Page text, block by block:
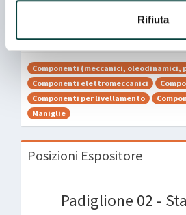
Rifiuta
Merceologie
Componenti (meccanici, oleodinamici,
Componenti elettromeccanici
Componenti per livellamento
Maniglie
Posizioni Espositore
Padiglione 02 -